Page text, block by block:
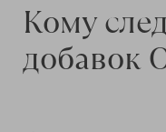
Кому
добавок